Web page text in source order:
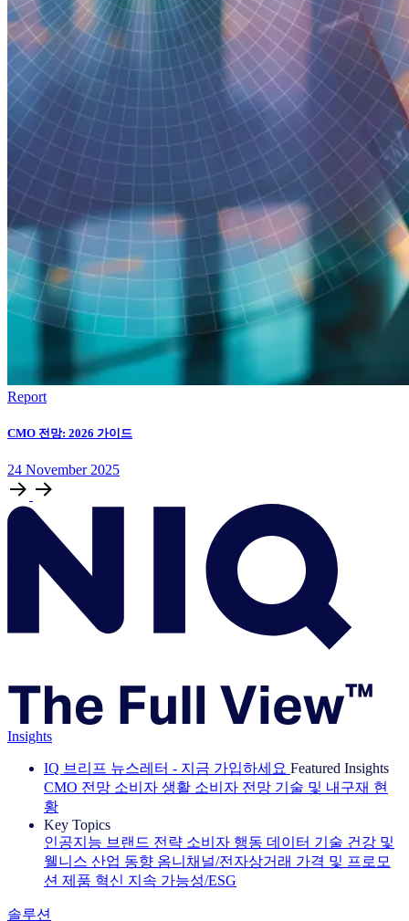
Report
CMO 전망: 2026 가이드
24 November 2025
Insights
IQ 브리프 뉴스레터 - 지금 가입하세요 Featured Insights
CMO 전망 소비자 생활 소비자 전망 기술 및 내구재 현
황
Key Topics
인공지능 브랜드 전략 소비자 행동 데이터 기술 건강 및
웰니스 산업 동향 옴니채널/전자상거래 가격 및 프로모
션 제품 혁신 지속 가능성/ESG
솔루션